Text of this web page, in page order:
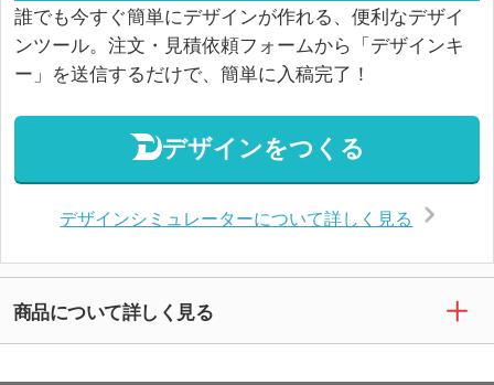
誰でも今すぐ簡単にデザインが作れる、便利なデザイ
ンツール。注文・見積依頼フォームから「デザインキ
ー」を送信するだけで、簡単に入稿完了！
デザインをつくる
デザインシミュレーターについて詳しく見る
商品について詳しく見る